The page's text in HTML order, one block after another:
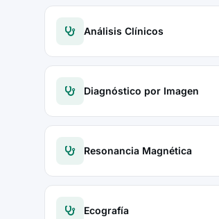
Análisis Clínicos
Diagnóstico por Imagen
Resonancia Magnética
Ecografía